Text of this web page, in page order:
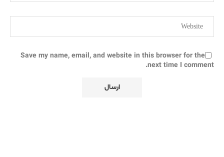
Save my name, email, and website in this browser for the
next time I comment.